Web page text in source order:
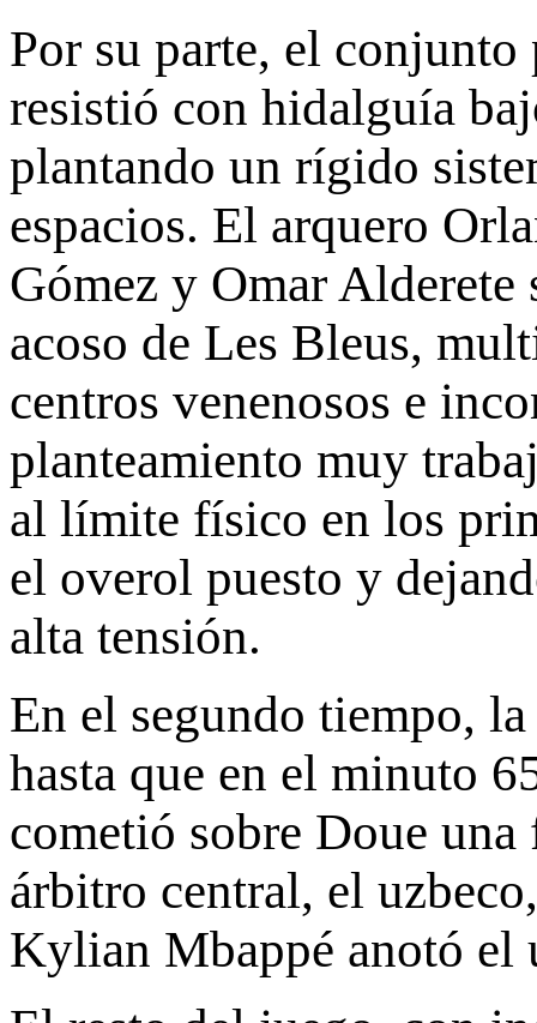
Por su parte, el
resistió con hidalguía
plantando un rígido
espacios. El arquero
Gómez y Omar Alderete
acoso de Les Bleus,
centros venenosos e
planteamiento muy
al límite físico en los
el overol puesto y
alta tensión.
En el segundo tiempo,
hasta que en el minuto
cometió sobre Doue
árbitro central, el
Kylian Mbappé anotó